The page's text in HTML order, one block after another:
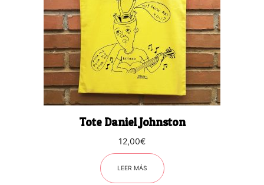
Tote Daniel Johnston
12,00€
LEER MÁS